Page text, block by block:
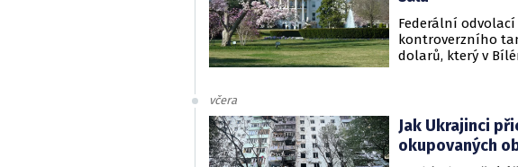
Federální
kontroverzního
dolarů, který v
včera
Jak Ukrajinci
okupovaných